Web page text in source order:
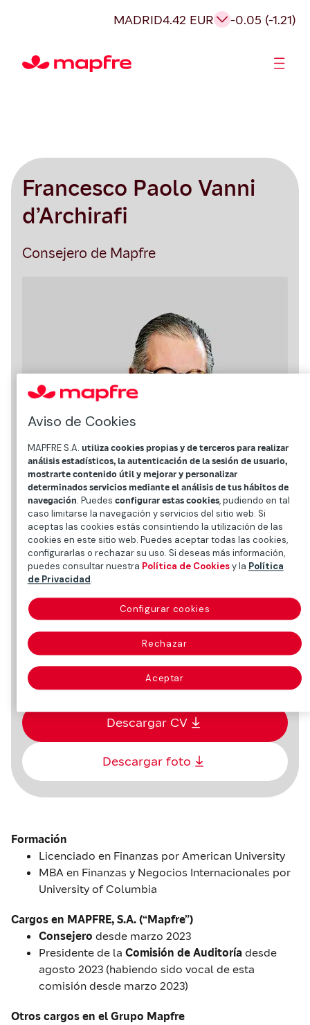
MADRID4.42 EUR -0.05 (-1.21)
Francesco Paolo Vanni
d’Archirafi
Consejero de Mapfre
Datos personales
Fecha y lugar de nacimiento
14 de enero de 1960 en Munich
(Alemania)
Descargar CV
Descargar foto
Formación
Licenciado en Finanzas por American University
MBA en Finanzas y Negocios Internacionales por
University of Columbia
Cargos en MAPFRE, S.A. (“Mapfre”)
Consejero desde marzo 2023
Presidente de la Comisión de Auditoría desde
agosto 2023 (habiendo sido vocal de esta
comisión desde marzo 2023)
Otros cargos en el Grupo Mapfre
Aviso de Cookies
MAPFRE S.A. utiliza cookies propias y de terceros para realizar
análisis estadísticos, la autenticación de la sesión de usuario,
mostrarte contenido útil y mejorar y personalizar
determinados servicios mediante el análisis de tus hábitos de
navegación. Puedes configurar estas cookies, pudiendo en tal
caso limitarse la navegación y servicios del sitio web. Si
aceptas las cookies estás consintiendo la utilización de las
cookies en este sitio web. Puedes aceptar todas las cookies,
configurarlas o rechazar su uso. Si deseas más información,
puedes consultar nuestra Política de Cookiesy la Política
de Privacidad.
Configurar cookies
Rechazar
Aceptar